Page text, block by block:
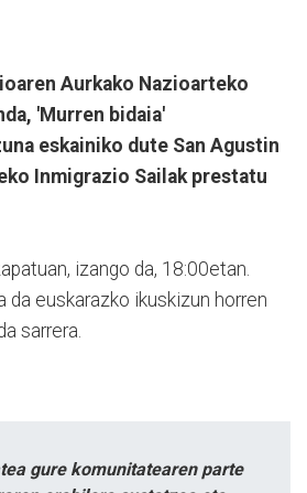
Aurkako Nazioarteko
'Murren bidaia'
eskainiko dute San Agustin
Inmigrazio Sailak prestatu
izango da, 18:00etan.
da euskarazko ikuskizun horren
sarrera.
gure komunitatearen parte